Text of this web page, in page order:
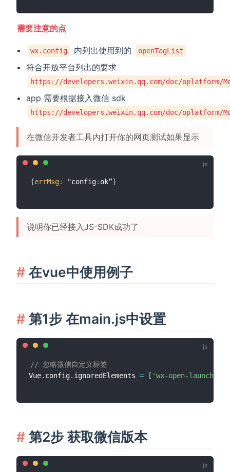
需要注意的点
wx.config 内列出使用到的 openTagList
符合开放平台列出的要求
https://developers.weixin.qq.com/doc/oplatform/
app 需要根据接入微信 sdk
https://developers.weixin.qq.com/doc/oplatform/
在微信开发者工具内打开你的网页测试如果显示
{errMsg: "config: ok”}
说明你已经接入JS-SDK成功了
在vue中使用例子
第1步 在main.js中设置
// 忽略微信自定义标签
Vue. config. ignoredElements = [ 'wx-open-launch-
第2步 获取微信版本